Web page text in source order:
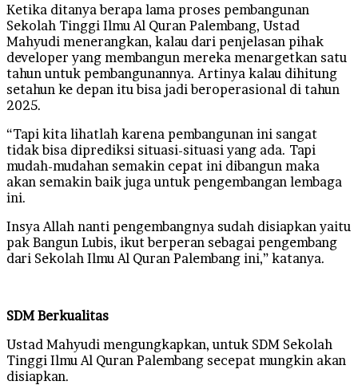
Ketika ditanya berapa lama proses pembangunan
Sekolah Tinggi Ilmu Al Quran Palembang, Ustad
Mahyudi menerangkan, kalau dari penjelasan pihak
developer yang membangun mereka menargetkan satu
tahun untuk pembangunannya. Artinya kalau dihitung
setahun ke depan itu bisa jadi beroperasional di tahun
2025.
“Tapi kita lihatlah karena pembangunan ini sangat
tidak bisa diprediksi situasi-situasi yang ada. Tapi
mudah-mudahan semakin cepat ini dibangun maka
akan semakin baik juga untuk pengembangan lembaga
ini.
Insya Allah nanti pengembangnya sudah disiapkan yaitu
pak Bangun Lubis, ikut berperan sebagai pengembang
dari Sekolah Ilmu Al Quran Palembang ini,” katanya.
SDM Berkualitas
Ustad Mahyudi mengungkapkan, untuk SDM Sekolah
Tinggi Ilmu Al Quran Palembang secepat mungkin akan
disiapkan.